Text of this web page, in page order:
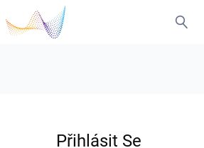
Přihlásit Se